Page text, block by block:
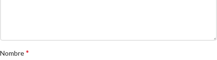
Nombre*